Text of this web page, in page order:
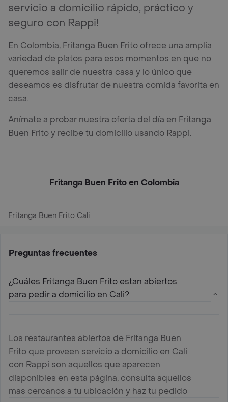
servicio a domicilio rápido, práctico y
seguro con Rappi!
En Colombia, Fritanga Buen Frito ofrece una amplia
variedad de platos para esos momentos en que no
queremos salir de nuestra casa y lo único que
deseamos es disfrutar de nuestra comida favorita en
casa.
Anímate a probar nuestra oferta del día en Fritanga
Buen Frito y recibe tu domicilio usando Rappi.
Fritanga Buen Frito en Colombia
Fritanga Buen Frito Cali
Preguntas frecuentes
¿Cuáles Fritanga Buen Frito estan abiertos
para pedir a domicilio en Cali?
Los restaurantes abiertos de Fritanga Buen
Frito que proveen servicio a domicilio en Cali
con Rappi son aquellos que aparecen
disponibles en esta página, consulta aquellos
mas cercanos a tu ubicación y haz tu pedido